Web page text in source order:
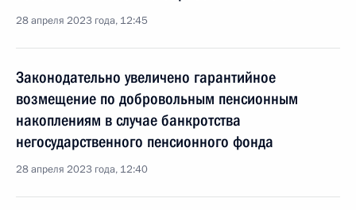
28 апреля 2023 года, 12:45
Законодательно увеличено гарантийное
возмещение по добровольным пенсионным
накоплениям в случае банкротства
негосударственного пенсионного фонда
28 апреля 2023 года, 12:40